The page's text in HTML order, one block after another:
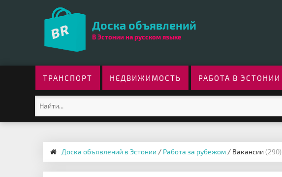
Доска объявлений
В Эстонии на русском языке
ТРАНСПОРТ НЕДВИЖИМОСТЬ РАБОТА В ЭСТОНИИ
Доска объявлений в Эстонии / Работа за рубежом / Вакансии (290)